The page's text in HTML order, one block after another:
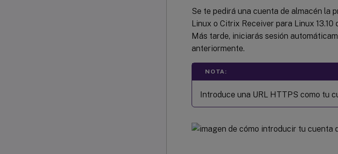
Se te pedirá una cuenta de almacén la
Linux o Citrix Receiver para Linux
Más tarde, iniciarás sesión
anteriormente.
NOTA:
Introduce una URL HTTPS como tu